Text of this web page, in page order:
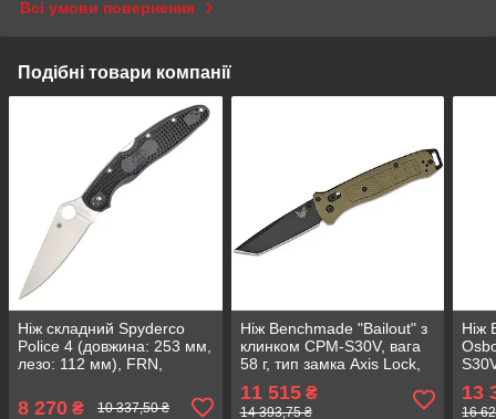
Всі умови повернення
Подібні товари компанії
Ніж складний Spyderco
Police 4 (довжина: 253 мм,
лезо: 112 мм), FRN,
VG-10, замок: Back Lock
8 270 ₴ 10 337,50 ₴
Ніж Benchmade "Bailout" з
клинком CPM-S30V, вага
58 г, тип замка Axis Lock,
11 515₴
14 393,75 ₴
Ніж
Lock
13
16